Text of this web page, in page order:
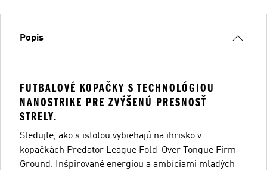
Popis
FUTBALOVÉ KOPAČKY S TECHNOLÓGIOU
NANOSTRIKE PRE ZVÝŠENÚ PRESNOSŤ
STRELY.
Sledujte, ako s istotou vybiehajú na ihrisko v
kopačkách Predator League Fold-Over Tongue Firm
Ground. Inšpirované energiou a ambíciami mladých